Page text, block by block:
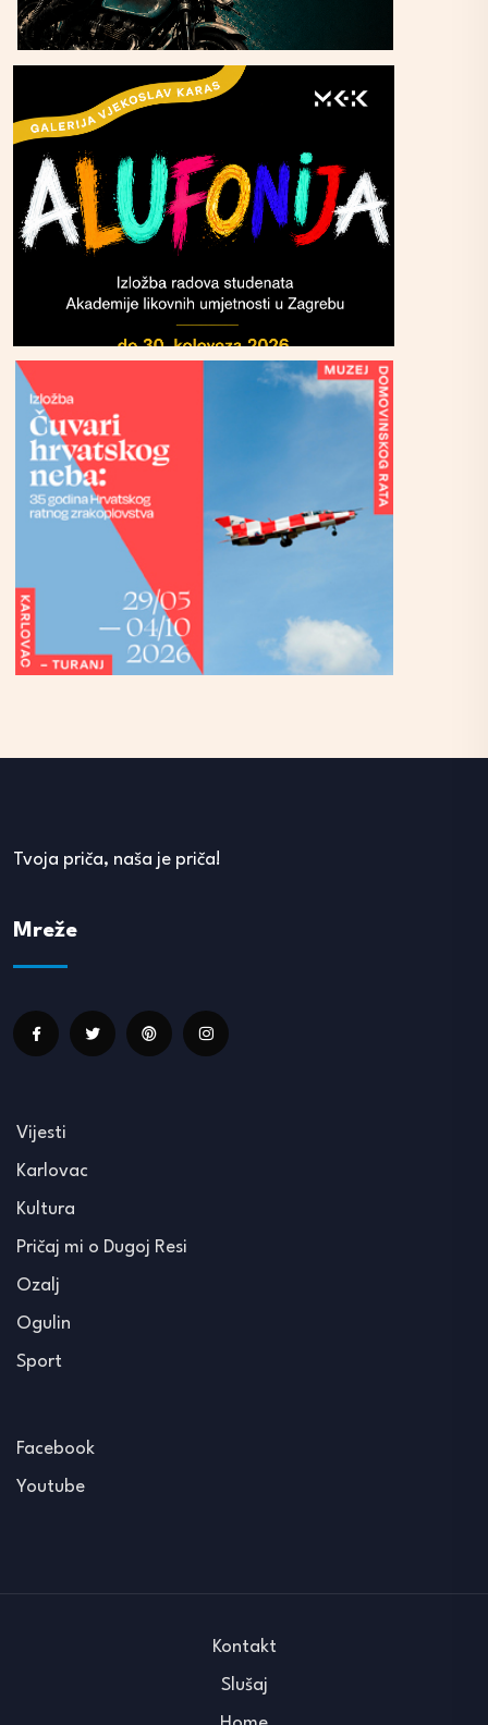
Tvoja priča, naša je priča!
Mreže
Vijesti
Karlovac
Kultura
Pričaj mi o Dugoj Resi
Ozalj
Ogulin
Sport
Facebook
Youtube
Kontakt
Slušaj